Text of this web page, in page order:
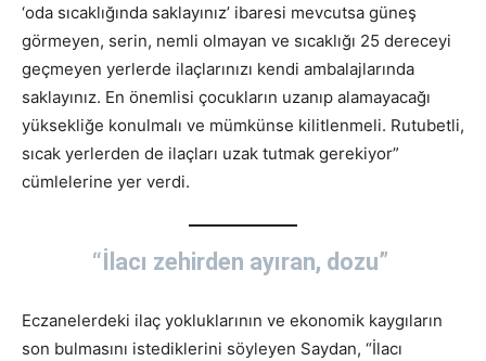
‘oda sıcaklığında saklayınız’ ibaresi mevcutsa güneş
görmeyen, serin, nemli olmayan ve sıcaklığı 25 dereceyi
geçmeyen yerlerde ilaçlarınızı kendi ambalajlarında
saklayınız. En önemlisi çocukların uzanıp alamayacağı
yüksekliğe konulmalı ve mümkünse kilitlenmeli. Rutubetli,
sıcak yerlerden de ilaçları uzak tutmak gerekiyor”
cümlelerine yer verdi.
“İlacı zehirden ayıran, dozu”
Eczanelerdeki ilaç yokluklarının ve ekonomik kaygıların
son bulmasını istediklerini söyleyen Saydan, “İlacı